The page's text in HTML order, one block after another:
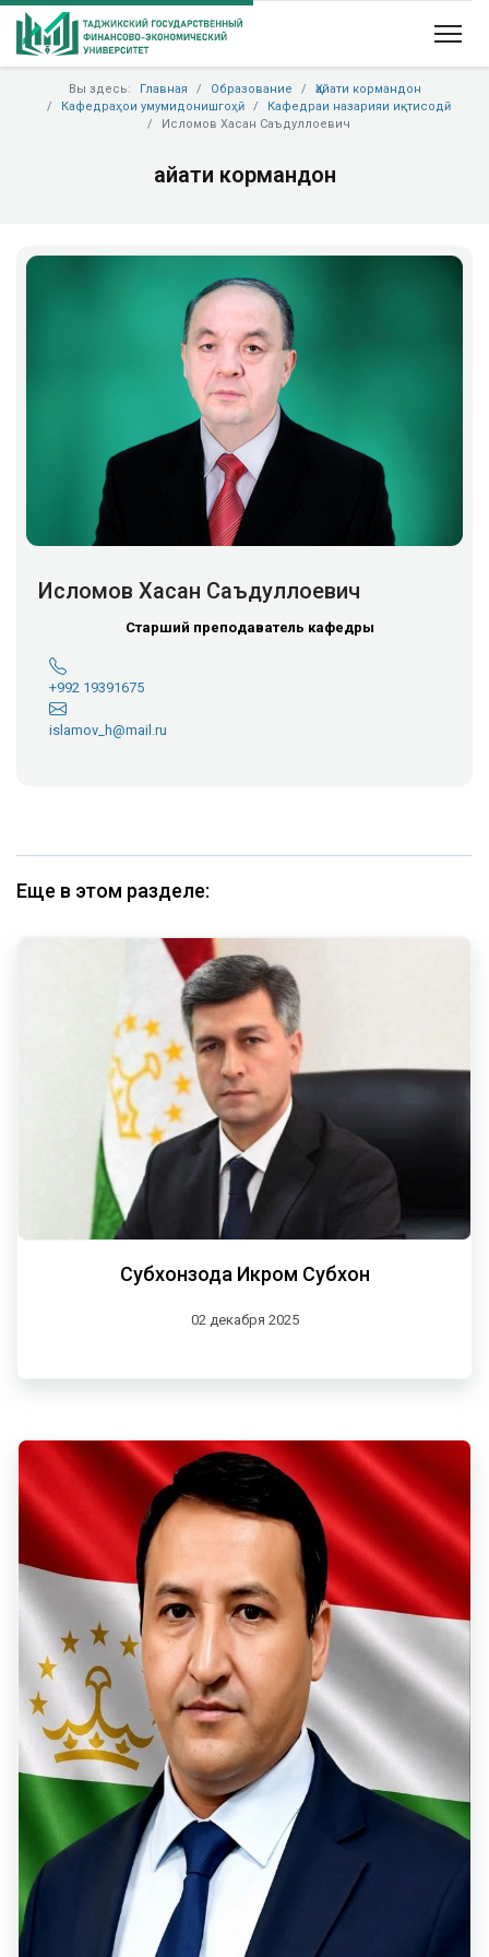
Вы здесь: Главная Образование
Ҳайати кормандон
Кафедраҳои умумидонишгоҳӣ
Кафедраи назарияи иқтисодӣ
Исломов Хасан Саъдуллоевич
Ҳайати кормандон
Исломов Хасан Саъдуллоевич
Старший преподаватель кафедры
+992 19391675
islamov_h@mail.ru
Еще в этом разделе:
Субхонзода Икром Субхон
02 декабря 2025